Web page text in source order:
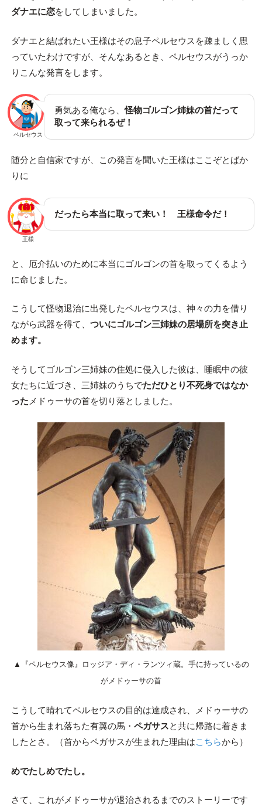
ダナエに恋をしてしまいました。
ダナエと結ばれたい王様はその息子ペルセウスを疎ましく思
っていたわけですが、そんなあるとき、ペルセウスがうっか
りこんな発言をします。
ペルセウス
勇気ある俺なら、怪物ゴルゴン姉妹の首だって
取って来られるぜ！
随分と自信家ですが、この発言を聞いた王様はここぞとばか
りに
王様
だったら本当に取って来い！ 王様命令だ！
と、厄介払いのために本当にゴルゴンの首を取ってくるよう
に命じました。
こうして怪物退治に出発したペルセウスは、神々の力を借り
ながら武器を得て、 ついにゴルゴン三姉妹の居場所を突き止
めます。
そうしてゴルゴン三姉妹の住処に侵入した彼は、睡眠中の彼
女たちに近づき、三姉妹のうちでただひとり不死身ではなか
った メドゥーサの首を切り落としました。
▲『ペルセウス像』ロッジア・ディ・ランツィ蔵。手に持っているの
がメドゥーサの首
こうして晴れてペルセウスの目的は達成され、メドゥーサの
首から生まれ落ちた有翼の馬・ ペガサスと共に帰路に着きま
したとさ。（首からペガサスが生まれた理由はこちらから）
めでたしめでたし。
さて、これがメドゥーサが退治されるまでのストーリーです